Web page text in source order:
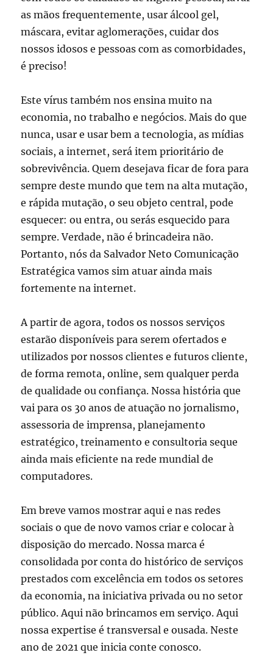
as mãos frequentemente, usar álcool gel,
máscara, evitar aglomerações, cuidar dos
nossos idosos e pessoas com as comorbidades,
é preciso!
Este vírus também nos ensina muito na
economia, no trabalho e negócios. Mais do que
nunca, usar e usar bem a tecnologia, as mídias
sociais, a internet, será item prioritário de
sobrevivência. Quem desejava ficar de fora para
sempre deste mundo que tem na alta mutação,
e rápida mutação, o seu objeto central, pode
esquecer: ou entra, ou serás esquecido para
sempre. Verdade, não é brincadeira não.
Portanto, nós da Salvador Neto Comunicação
Estratégica vamos sim atuar ainda mais
fortemente na internet.
A partir de agora, todos os nossos serviços
estarão disponíveis para serem ofertados e
utilizados por nossos clientes e futuros cliente,
de forma remota, online, sem qualquer perda
de qualidade ou confiança. Nossa história que
vai para os 30 anos de atuação no jornalismo,
assessoria de imprensa, planejamento
estratégico, treinamento e consultoria seque
ainda mais eficiente na rede mundial de
computadores.
Em breve vamos mostrar aqui e nas redes
sociais o que de novo vamos criar e colocar à
disposição do mercado. Nossa marca é
consolidada por conta do histórico de serviços
prestados com excelência em todos os setores
da economia, na iniciativa privada ou no setor
público. Aqui não brincamos em serviço. Aqui
nossa expertise é transversal e ousada. Neste
ano de 2021 que inicia conte conosco.